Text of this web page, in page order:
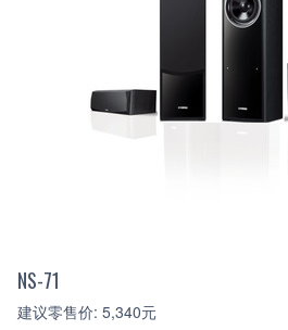
NS-71
建议零售价: 5,340元